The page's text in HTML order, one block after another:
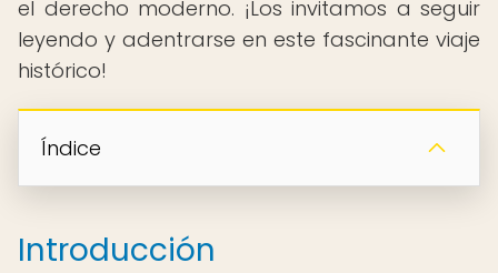
el derecho moderno. ¡Los invitamos a seguir
leyendo y adentrarse en este fascinante viaje
histórico!
Índice
Introducción